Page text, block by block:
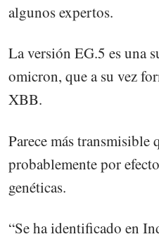
algunos expertos.
La versión EG.5 es una
omicron, que a su vez
XBB.
Parece más transmisible
probablemente por
genéticas.
“Se ha identificado en